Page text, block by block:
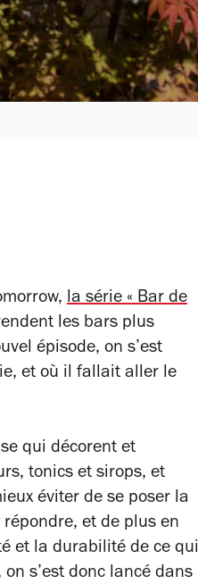
la série « Bar de
les bars plus
épisode, on s’est
et où il fallait aller le
qui décorent et
tonics et sirops, et
éviter de se poser la
et de plus en
et la durabilité de ce qui
s’est donc lancé dans